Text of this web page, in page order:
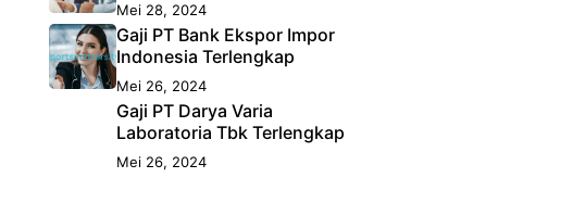
Mei 28, 2024
Gaji PT Bank Ekspor Impor
Indonesia Terlengkap
Mei 26, 2024
Gaji PT Darya Varia
Laboratoria Tbk Terlengkap
Mei 26, 2024